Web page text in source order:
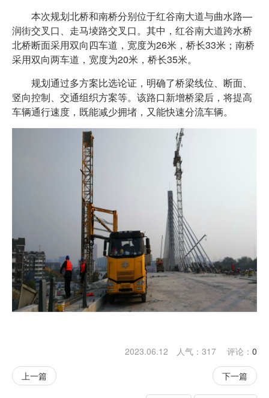
本次规划北桥和南桥分别位于红谷南大道与曲水路—
润街交叉口、走马堎路交叉口。其中，红谷南大道跨水桥
北桥断面采用双向四车道，宽度为26米，桥长33米；南桥
采用双向两车道，宽度为20米，桥长35米。
规划通过多方案比选论证，明确了桥梁线位、断面、
竖向控制、交通组织方案等。该路口新增桥梁后，将提高
车辆通行速度，既能减少拥堵，又能快速分流车辆。
2023.06.12 人气： 317 评论： 0
上一篇 下一篇